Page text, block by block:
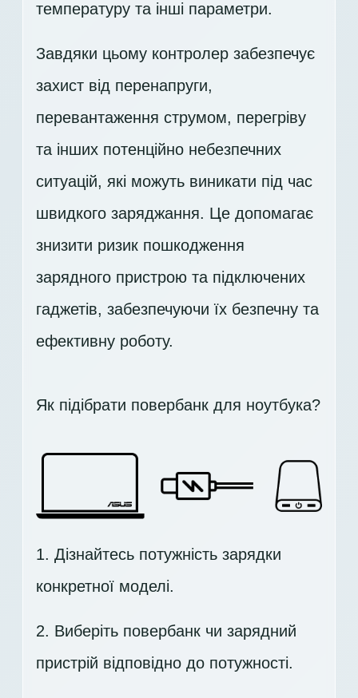
температуру та інші параметри.
Завдяки цьому контролер забезпечує
захист від перенапруги,
перевантаження струмом, перегріву
та інших потенційно небезпечних
ситуацій, які можуть виникати під час
швидкого заряджання. Це допомагає
знизити ризик пошкодження
зарядного пристрою та підключених
гаджетів, забезпечуючи їх безпечну та
ефективну роботу.
Як підібрати повербанк для ноутбука?
1. Дізнайтесь потужність зарядки
конкретної моделі.
2. Виберіть повербанк чи зарядний
пристрій відповідно до потужності.